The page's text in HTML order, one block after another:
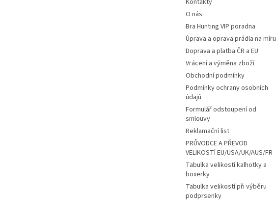
O nás
Bra Hunting VIP poradna
Úprava a oprava prádla na míru
Doprava a platba ČR a EU
Vrácení a výměna zboží
Obchodní podmínky
Podmínky ochrany osobních
údajů
Formulář odstoupení od
smlouvy
Reklamační list
PRŮVODCE A PŘEVOD
VELIKOSTÍ EU/USA/UK/AUS/FR
Tabulka velikostí kalhotky a
boxerky
Tabulka velikostí při výběru
podprsenky